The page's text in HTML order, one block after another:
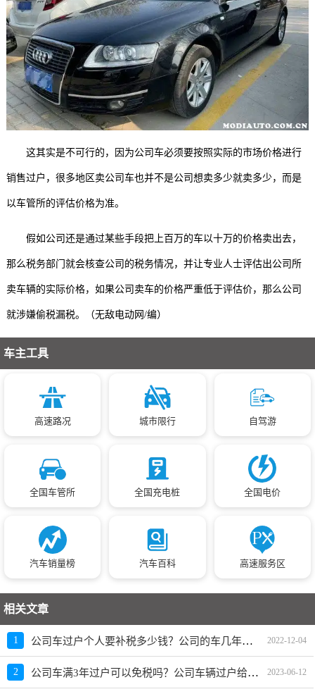
这其实是不可行的，因为公司车必须要按照实际的市场价格进行
销售过户，很多地区卖公司车也并不是公司想卖多少就卖多少，而是
以车管所的评估价格为准。
假如公司还是通过某些手段把上百万的车以十万的价格卖出去，
那么税务部门就会核查公司的税务情况，并让专业人士评估出公司所
卖车辆的实际价格，如果公司卖车的价格严重低于评估价，那么公司
就涉嫌偷税漏税。（无敌电动网/编）
车主工具
高速路况 城市限行 自驾游
全国车管所 全国充电桩 全国电价
汽车销量榜 汽车百科 高速服务区
相关文章
1 公司车过户个人要补税多少钱？公司的车几年后卖掉不用补税 2022-12-04
2 公司车满3年过户可以免税吗？公司车辆过户给个人需要补税吗 2023-06-12